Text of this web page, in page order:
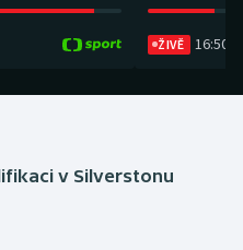
ŽIVĚ 16:50
v Silverstonu